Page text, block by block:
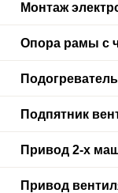
Монтаж
Опора рамы с
Подпятник
Привод 2-х
Привод